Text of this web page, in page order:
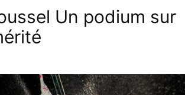
Un podium sur